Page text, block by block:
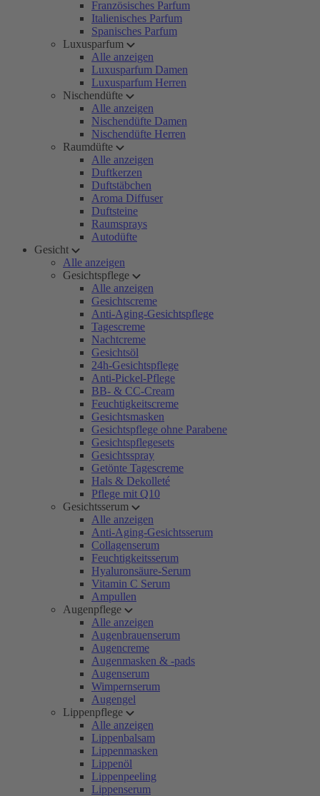
Französisches Parfum
Italienisches Parfum
Spanisches Parfum
Luxusparfum
Alle anzeigen
Luxusparfum Damen
Luxusparfum Herren
Nischendüfte
Alle anzeigen
Nischendüfte Damen
Nischendüfte Herren
Raumdüfte
Alle anzeigen
Duftkerzen
Duftstäbchen
Aroma Diffuser
Duftsteine
Raumsprays
Autodüfte
Gesicht
Alle anzeigen
Gesichtspflege
Alle anzeigen
Gesichtscreme
Anti-Aging-Gesichtspflege
Tagescreme
Nachtcreme
Gesichtsöl
24h-Gesichtspflege
Anti-Pickel-Pflege
BB- & CC-Cream
Feuchtigkeitscreme
Gesichtsmasken
Gesichtspflege ohne Parabene
Gesichtspflegesets
Gesichtsspray
Getönte Tagescreme
Hals & Dekolleté
Pflege mit Q10
Gesichtsserum
Alle anzeigen
Anti-Aging-Gesichtsserum
Collagenserum
Feuchtigkeitsserum
Hyaluronsäure-Serum
Vitamin C Serum
Ampullen
Augenpflege
Alle anzeigen
Augenbrauenserum
Augencreme
Augenmasken & -pads
Augenserum
Wimpernserum
Augengel
Lippenpflege
Alle anzeigen
Lippenbalsam
Lippenmasken
Lippenöl
Lippenpeeling
Lippenserum